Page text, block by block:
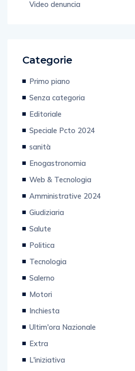
Video denuncia
Categorie
Primo piano
Senza categoria
Editoriale
Speciale Pcto 2024
sanità
Enogastronomia
Web & Tecnologia
Amministrative 2024
Giudiziaria
Salute
Politica
Tecnologia
Salerno
Motori
Inchiesta
Ultim'ora Nazionale
Extra
L'iniziativa